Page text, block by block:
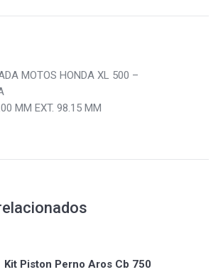
MOTOS HONDA XL 500 –
MM EXT. 98.15 MM
Kit Piston Perno Aros Cb 750